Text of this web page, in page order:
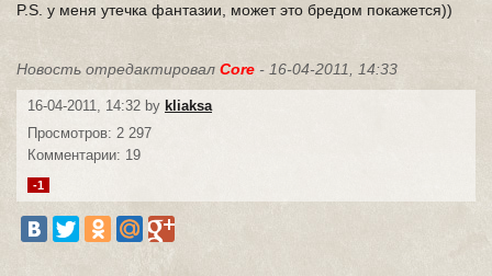
P.S. у меня утечка фантазии, может это бредом покажется))
Новость отредактировал Core - 16-04-2011, 14:33
16-04-2011, 14:32 by kliaksa
Просмотров: 2 297
Комментарии: 19
-1